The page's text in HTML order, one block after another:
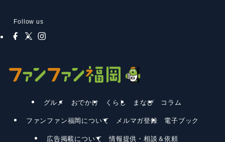
Follow us
グルメ おでかけ くらし まなび コラム
ファンファン福岡について メルマガ登録 電子ブック
広告掲載について 情報提供・相談＆依頼